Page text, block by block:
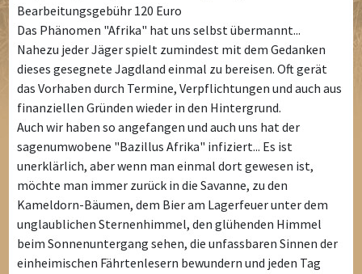
Bearbeitungsgebühr 120 Euro
Das Phänomen "Afrika" hat uns selbst übermannt...
Nahezu jeder Jäger spielt zumindest mit dem Gedanken
dieses gesegnete Jagdland einmal zu bereisen. Oft gerät
das Vorhaben durch Termine, Verpflichtungen und auch aus
finanziellen Gründen wieder in den Hintergrund.
Auch wir haben so angefangen und auch uns hat der
sagenumwobene "Bazillus Afrika" infiziert... Es ist
unerklärlich, aber wenn man einmal dort gewesen ist,
möchte man immer zurück in die Savanne, zu den
Kameldorn-Bäumen, dem Bier am Lagerfeuer unter dem
unglaublichen Sternenhimmel, den glühenden Himmel
beim Sonnenuntergang sehen, die unfassbaren Sinnen der
einheimischen Fährtenlesern bewundern und jeden Tag